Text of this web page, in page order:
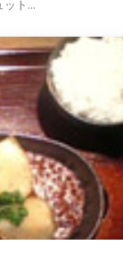
ット...